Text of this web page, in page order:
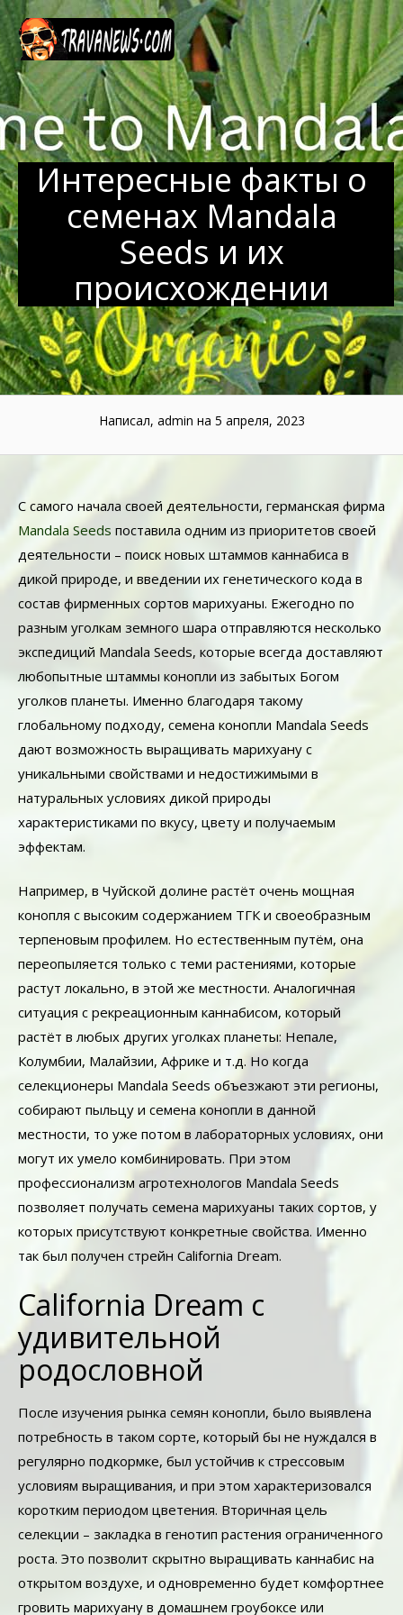
Перейти
к
содержанию
Интересные факты о
семенах Mandala
Seeds и их
происхождении
Написал, admin на 5 апреля, 2023
С самого начала своей деятельности, германская фирма
Mandala Seeds поставила одним из приоритетов своей
деятельности – поиск новых штаммов каннабиса в
дикой природе, и введении их генетического кода в
состав фирменных сортов марихуаны. Ежегодно по
разным уголкам земного шара отправляются несколько
экспедиций Mandala Seeds, которые всегда доставляют
любопытные штаммы конопли из забытых Богом
уголков планеты. Именно благодаря такому
глобальному подходу, семена конопли Mandala Seeds
дают возможность выращивать марихуану с
уникальными свойствами и недостижимыми в
натуральных условиях дикой природы
характеристиками по вкусу, цвету и получаемым
эффектам.
Например, в Чуйской долине растёт очень мощная
конопля с высоким содержанием ТГК и своеобразным
терпеновым профилем. Но естественным путём, она
переопыляется только с теми растениями, которые
растут локально, в этой же местности. Аналогичная
ситуация с рекреационным каннабисом, который
растёт в любых других уголках планеты: Непале,
Колумбии, Малайзии, Африке и т.д. Но когда
селекционеры Mandala Seeds объезжают эти регионы,
собирают пыльцу и семена конопли в данной
местности, то уже потом в лабораторных условиях, они
могут их умело комбинировать. При этом
профессионализм агротехнологов Mandala Seeds
позволяет получать семена марихуаны таких сортов, у
которых присутствуют конкретные свойства. Именно
так был получен стрейн California Dream.
California Dream с
удивительной
родословной
После изучения рынка семян конопли, было выявлена
потребность в таком сорте, который бы не нуждался в
регулярно подкормке, был устойчив к стрессовым
условиям выращивания, и при этом характеризовался
коротким периодом цветения. Вторичная цель
селекции – закладка в генотип растения ограниченного
роста. Это позволит скрытно выращивать каннабис на
открытом воздухе, и одновременно будет комфортнее
гровить марихуану в домашнем гроубоксе или